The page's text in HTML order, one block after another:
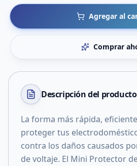
Agregar al
Comprar
Descripción del producto
La forma más rápida,
proteger tus
contra los daños causados
de voltaje. El Mini Protector